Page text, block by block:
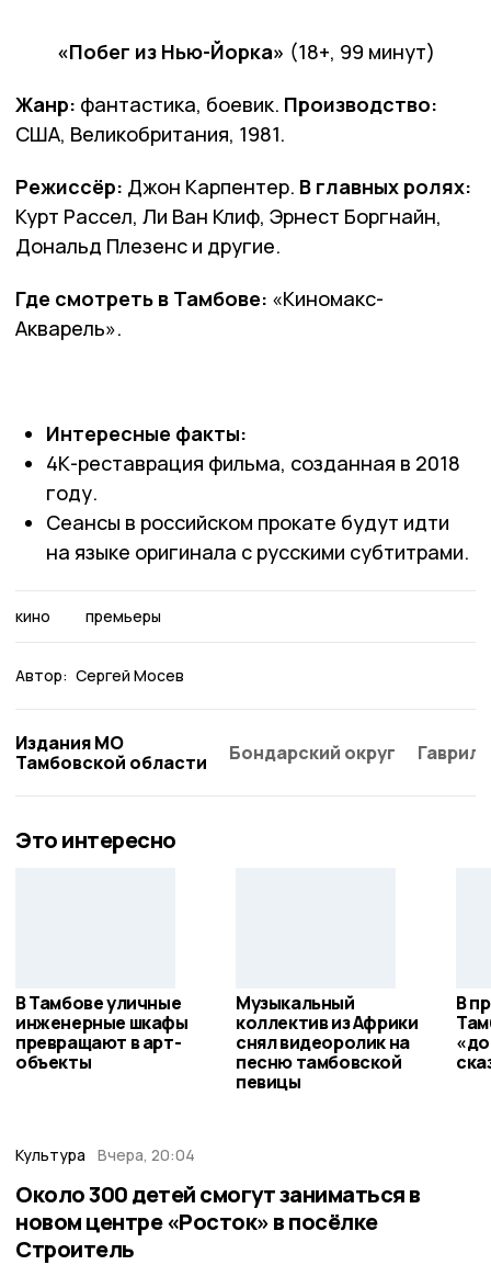
«Побег из Нью-Йорка» (18+, 99 минут)
Жанр: фантастика, боевик. Производство:
США, Великобритания, 1981.
Режиссёр: Джон Карпентер. В главных ролях:
Курт Рассел, Ли Ван Клиф, Эрнест Боргнайн,
Дональд Плезенс и другие.
Где смотреть в Тамбове: «Киномакс-
Акварель».
Интересные факты:
4К-реставрация фильма, созданная в 2018
году.
Сеансы в российском прокате будут идти
на языке оригинала с русскими субтитрами.
кино премьеры
Автор: Сергей Мосев
Издания МО
Тамбовской области
Бондарский округ
Это интересно
В Тамбове уличные
инженерные шкафы
превращают в арт-
объекты
Музыкальный
коллектив из Африки
снял видеоролик на
песню тамбовской
певицы
В
Культура Вчера, 20:04
Около 300 детей смогут заниматься в
новом центре «Росток» в посёлке
Строитель